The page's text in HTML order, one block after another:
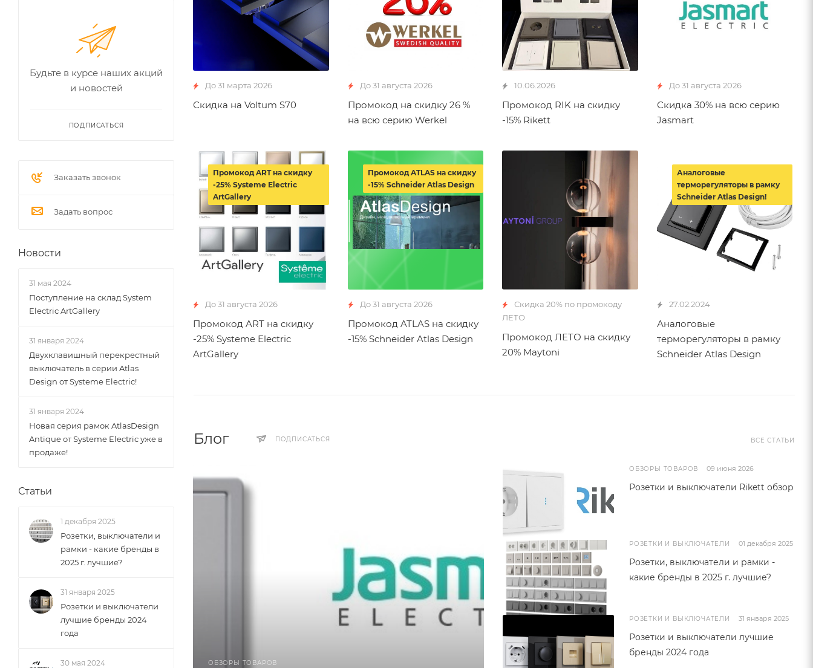
До 31 марта 2026
Скидка на Voltum S70
До 31 августа 2026
Промокод на скидку 26 %
на всю серию Werkel
10.06.2026
Промокод RIK на скидку
-15% Rikett
До 31 августа 2026
Скидка 30% на всю серию
Jasmart
До 31 августа 2026
Промокод ART на скидку
-25% Systeme Electric
ArtGallery
Промокод ART на скидку
-25% Systeme Electric
ArtGallery
До 31 августа 2026
Промокод ATLAS на скидку
-15% Schneider Atlas Design
Промокод ATLAS на скидку
-15% Schneider Atlas Design
Скидка 20% по промокоду
ЛЕТО
Промокод ЛЕТО на скидку
20% Maytoni
27.02.2024
Аналоговые
терморегуляторы в рамку
Schneider Atlas Design
Аналоговые
терморегуляторы в рамку
Schneider Atlas Design!
Блог ПОДПИСАТЬСЯ ВСЕ СТАТЬИ
ОБЗОРЫ ТОВАРОВ
ОБЗОРЫ ТОВАРОВ 09 июня 2026
Розетки и выключатели Rikett обзор
РОЗЕТКИ И ВЫКЛЮЧАТЕЛИ 01 декабря 2025
Розетки, выключатели и рамки -
какие бренды в 2025 г. лучшие?
РОЗЕТКИ И ВЫКЛЮЧАТЕЛИ 31 января 2025
Розетки и выключатели лучшие
бренды 2024 года
Будьте в курсе наших акций
и новостей
ПОДПИСАТЬСЯ
Заказать звонок
Задать вопрос
Новости
31 мая 2024
Поступление на склад System
Electric ArtGallery
31 января 2024
Двухклавишный перекрестный
выключатель в серии Atlas
Design от Systeme Electric!
31 января 2024
Новая серия рамок AtlasDesign
Antique от Systeme Electric уже в
продаже!
Статьи
1 декабря 2025
Розетки, выключатели и
рамки - какие бренды в
2025 г. лучшие?
31 января 2025
Розетки и выключатели
лучшие бренды 2024
года
30 мая 2024